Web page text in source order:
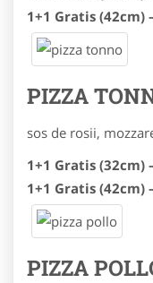
1+1 Gratis (42cm)
PIZZA
sos de rosii,
1+1 Gratis (32cm)
1+1 Gratis (42cm)
PIZZA